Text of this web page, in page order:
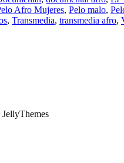
Afro Mujeres, Pelo malo,
, Transmedia, transmedia afro,